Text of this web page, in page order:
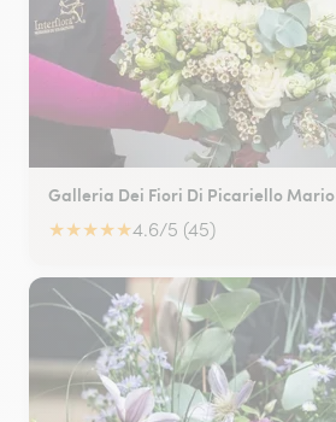
Galleria Dei Fiori Di Picariello Mario
★★★★★4.6/5 (45)